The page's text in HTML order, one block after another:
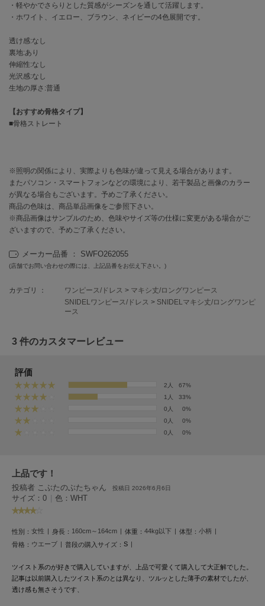
EIMY ISTOIRE
エイミー イストワール
emmi
エミ
emmi yoga
エミヨガ
ETRÉ TOKYO
エトレトウキョウ
アイ
フレイアイディー
FURFUR
ファーファー
gelato pique
ジェラート ピケ
gelato pique Sleep
ジェラート ピケ スリープ
グラミチ
Henon.
へノン
・軽やかでさらりとした質感がシーズンを通して活躍します。
・ホワイト、イエロー、ブラウン、ネイビーの4色展開です。
透け感:なし
裏地:あり
伸縮性:なし
光沢感:なし
生地の厚さ:普通
【おすすめ骨格タイプ】
■骨格ストレート
※照明の関係により、実際よりも色味が違って見える場合があります。
またパソコン・スマートフォンなどの環境により、若干製品と画像のカラー
が異なる場合もございます。予めご了承ください。
商品の色味は、商品単品画像をご参照下さい。
※商品画像はサンプルのため、色味やサイズ等の仕様に変更がある場合がご
ざいますので、予めご了承ください。
メーカー品番 ： SWFO262055
(店舗でお問い合わせの際には、上記品番をお伝え下さい。)
カテゴリ ： ワンピース/ドレス > マキシ丈/ロングワンピース
SNIDELワンピース/ドレス > SNIDELマキシ丈/ロングワンピ
ース
3 件のカスタマーレビュー
評価
2人
67%
1人
33%
0人
0%
0人
0%
0人
0%
上品です！
投稿者 こぶたのぶたちゃん 投稿日 2026年6月6日
サイズ：0 | 色：WHT
性別： 女性 身長： 160cm～164cm 体重： 44kg以下 体型： 小柄
骨格： ウエーブ 普段の購入サイズ： S
ツイスト系のが好きで購入していますが、上品で可愛くて購入して大正解でした。
記事は以前購入したツイスト系のとは異なり、ツルッとした薄手の素材でしたが、
透け感も無さそうです、